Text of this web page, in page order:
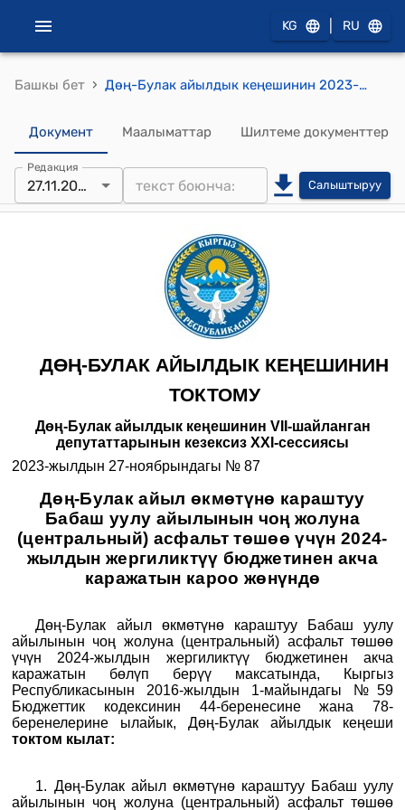
KG RU
Башкы бет › Дөң-Булак айылдык кеңешинин 2023-жылдын 27-ноябрындагы № 87 "Дөң-Булак айыл өкмөтүнө караштуу Бабаш уулу айылынын чоң жолуна (центральный) асфальт төшөө үчүн 2024-жылдын жергиликтүү бюджетинен акча каражатын кароо жөнүндө" токтому
Документ Маалыматтар Шилтеме документтер
Редакция
27.11.2023 Салыштыруу